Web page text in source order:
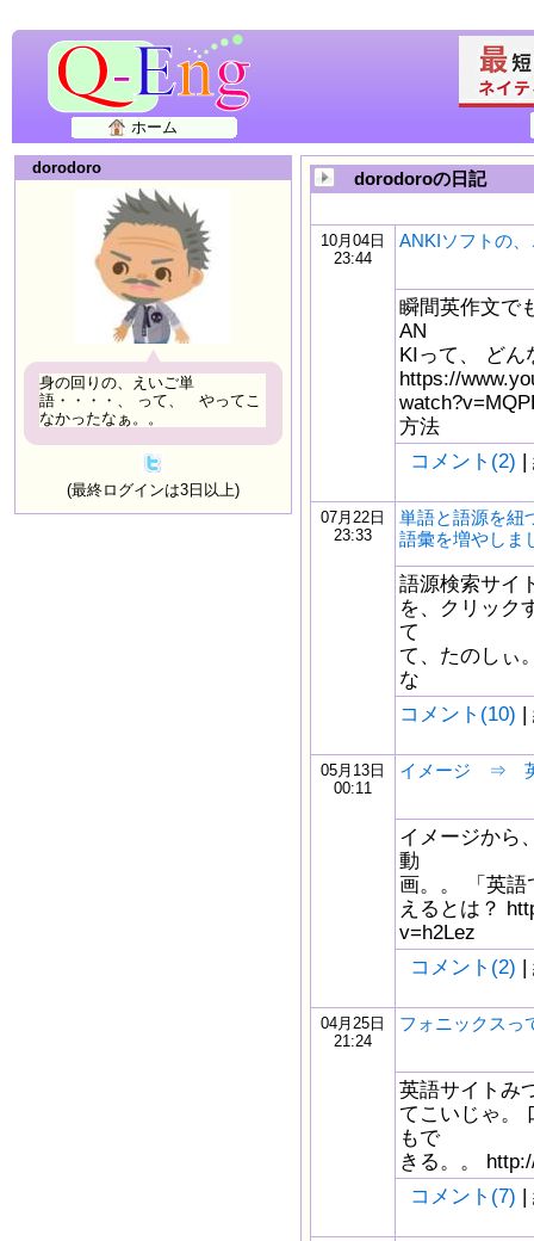
ホーム
dorodoro
身の回りの、えいご単
語・・・・、 って、 やってこ
なかったなぁ。。
(最終ログインは3日以上)
dorodoroの日記
10月04日
23:44
ANKIソフトの
瞬間英作文で
AN
KIって、 どん
https://
方法
コメント(2) |
07月22日
23:33
単語と語源を紐
語彙を増やしま
語源検索サイ
を、クリック
て
て、たのしぃ
な
コメント(10) |
05月13日
00:11
イメージ ⇒
イメージから
動
画。。 「英語
えるとは？
v=h2Lez
コメント(2) |
04月25日
21:24
フォニックスっ
英語サイトみ
てこいじゃ。
もで
きる。。
コメント(7) |